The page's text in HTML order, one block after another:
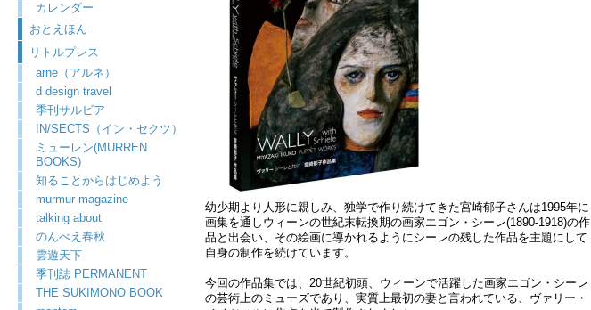
カレンダー
おとえほん
リトルプレス
arne（アルネ）
d design travel
季刊サルビア
IN/SECTS（イン・セクツ）
ミューレン(MURREN
BOOKS)
知ることからはじめよう
murmur magazine
talking about
のんべえ春秋
雲遊天下
季刊誌 PERMANENT
THE SUKIMONO BOOK
幼少期より人形に親しみ、独学で作り続けてきた宮崎郁子さんは1995年に
画集を通しウィーンの世紀末転換期の画家エゴン・シーレ(1890-1918)の作
品と出会い、その絵画に導かれるようにシーレの残した作品を主題にして
自身の制作を続けています。
今回の作品集では、20世紀初頭、ウィーンで活躍した画家エゴン・シーレ
の芸術上のミューズであり、実質上最初の妻と言われている、ヴァリー・